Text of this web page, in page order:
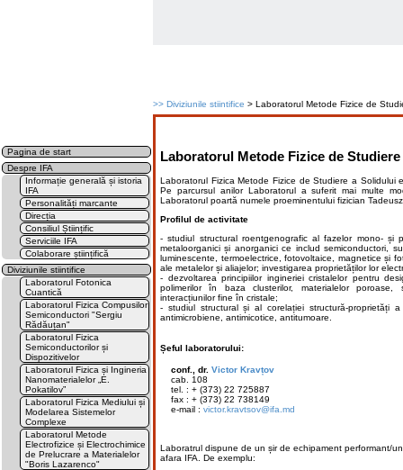
>> Diviziunile stiintifice > Laboratorul Metode Fizice de
Pagina de start
Despre IFA
Informație generală și istoria
IFA
Personalități marcante
Direcția
Consiliul Științific
Serviciile IFA
Colaborare științifică
Diviziunile stiintifice
Laboratorul Fotonica
Cuantică
Laboratorul Fizica Compusilor
Semiconductori "Sergiu
Rădăuțan"
Laboratorul Fizica
Semiconductorilor și
Dispozitivelor
Laboratorul Fizica și Ingineria
Nanomaterialelor „E.
Pokatilov”
Laboratorul Fizica Mediului și
Modelarea Sistemelor
Complexe
Laboratorul Metode
Electrofizice și Electrochimice
de Prelucrare a Materialelor
"Boris Lazarenco"
Laboratorul Metode Fizice de
Laboratorul Fizica Metode Fizice de Studiere a
Pe parcursul anilor Laboratorul a suferit mai multe
Laboratorul poartă numele proeminentului fizician
Profilul de activitate
- studiul structural roentgenografic al fazelor mono- și
metaloorganici și anorganici ce includ semiconductori,
luminescente, termoelectrice, fotovoltaice, magnetice și
ale metalelor și aliajelor; investigarea proprietăților lor
- dezvoltarea principiilor ingineriei cristalelor pentru
polimerilor în baza clusterilor, materialelor poroase,
interacțiunilor fine în cristale;
- studiul structural și al corelației structură-proprietăți
antimicrobiene, antimicotice, antitumoare.
Șeful laboratorului:
conf., dr. Victor Kravțov
cab. 108
tel. : + (373) 22 725887
fax : + (373) 22 738149
e-mail : victor.kravtsov@ifa.md
Laboratrul dispune de un șir de echipament performant/
afara IFA. De exemplu: